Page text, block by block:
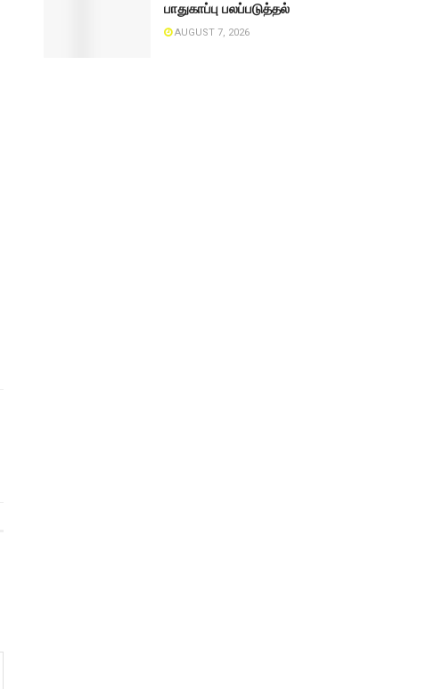
பாதுகாப்பு பலப்படுத்தல்
AUGUST 7, 2026